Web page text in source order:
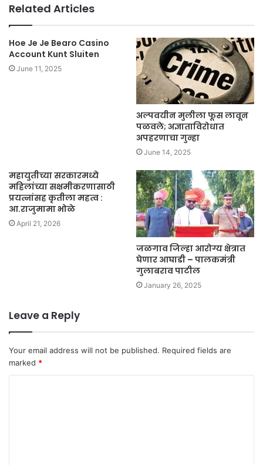
Related Articles
Hoe Je Je Bearo Casino
Account Kunt Sluiten
June 11, 2025
अल्पवयीन मुलीला फूस लावून
पळवले; अज्ञाताविरोधात
अपहरणाचा गुन्हा
June 14, 2025
महायुतीच्या सरकारमध्ये
महिलांच्या सक्षमीकरणासाठी
प्रयत्नांसह कृतीला महत्व :
आ.राजुमामा भोळे
April 21, 2026
जळगाव जिल्हा आरोग्य क्षेत्रात
घेणार आघाडी – पालकमंत्री
गुलाबराव पाटील
January 26, 2025
Leave a Reply
Your email address will not be published. Required fields are
marked *